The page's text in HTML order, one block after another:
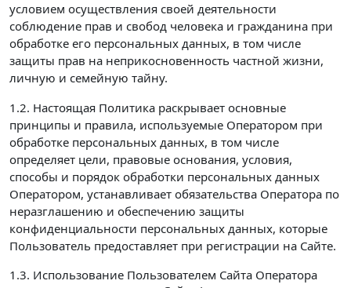
условием осуществления своей деятельности
соблюдение прав и свобод человека и гражданина при
обработке его персональных данных, в том числе
защиты прав на неприкосновенность частной жизни,
личную и семейную тайну.
1.2. Настоящая Политика раскрывает основные
принципы и правила, используемые Оператором при
обработке персональных данных, в том числе
определяет цели, правовые основания, условия,
способы и порядок обработки персональных данных
Оператором, устанавливает обязательства Оператора по
неразглашению и обеспечению защиты
конфиденциальности персональных данных, которые
Пользователь предоставляет при регистрации на Сайте.
1.3. Использование Пользователем Сайта Оператора